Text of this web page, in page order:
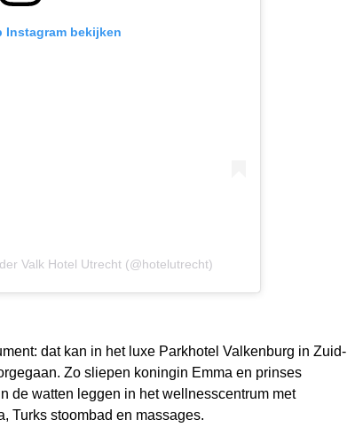
Instagram bekijken
Valk Hotel Utrecht (@hotelutrecht)
dat kan in het luxe Parkhotel Valkenburg in Zuid-
Zo sliepen koningin Emma en prinses
de watten leggen in het wellnesscentrum met
Turks stoombad en massages.